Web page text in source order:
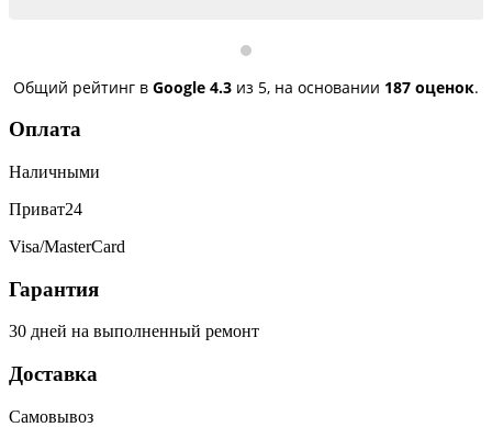
сегодня получила телефон, всё исправили, заряд
Общий рейтинг в Google 4.3 из 5, на основании 187 оценок.
Оплата
Наличными
Приват24
Visa/MasterCard
Гарантия
30 дней на выполненный ремонт
Доставка
Самовывоз